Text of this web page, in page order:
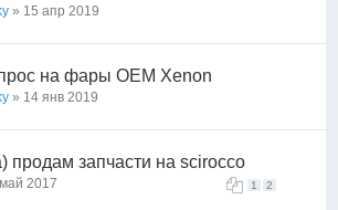
» 15 апр 2019
на фары OEM Xenon
» 14 янв 2019
продам запчасти на scirocco
1 2
2017